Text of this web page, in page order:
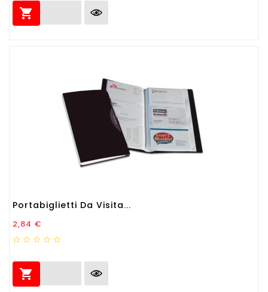

Portabiglietti Da Visita...
Prezzo
2,84 €
